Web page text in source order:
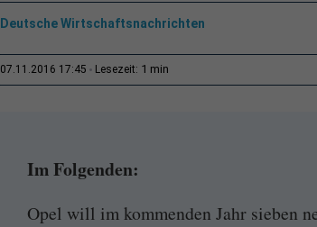
Deutsche Wirtschaftsnachrichten
07.11.2016 17:45 Lesezeit: 1 min
Im Folgenden:
Opel will im kommenden Jahr sieben